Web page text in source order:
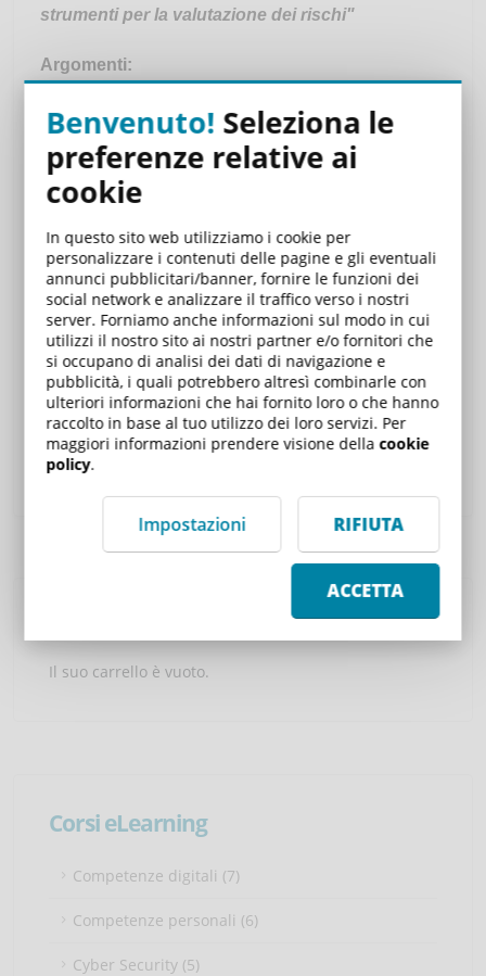
strumenti per la valutazione dei rischi"
Argomenti:
ruoli e responsabilità delle figure apicali della
salute e sicurezza;
redazione del DVR e la valutazione dei rischi;
introduzione alla gestione dei D.P.I.
near miss e infortuni sul lavoro;
rischio stradale: la sicurezza nella circolazione
e nella guida per lavoro;
rischi collegati ai luoghi di lavoro;
introduzione ai sistemi di gestione ed
organizzazione aziendale;
individuazione dei parametri di base della
comunicazione;
safety coaching.
Il suo carrello è vuoto.
Corsi eLearning
Competenze digitali (7)
Competenze personali (6)
Cyber Security (5)
Benvenuto! Seleziona le
preferenze relative ai
cookie
In questo sito web utilizziamo i cookie per
personalizzare i contenuti delle pagine e gli eventuali
annunci pubblicitari/banner, fornire le funzioni dei
social network e analizzare il traffico verso i nostri
server. Forniamo anche informazioni sul modo in cui
utilizzi il nostro sito ai nostri partner e/o fornitori che
si occupano di analisi dei dati di navigazione e
pubblicità, i quali potrebbero altresì combinarle con
ulteriori informazioni che hai fornito loro o che hanno
raccolto in base al tuo utilizzo dei loro servizi. Per
maggiori informazioni prendere visione dellacookie
policy.
Impostazioni RIFIUTA
ACCETTA